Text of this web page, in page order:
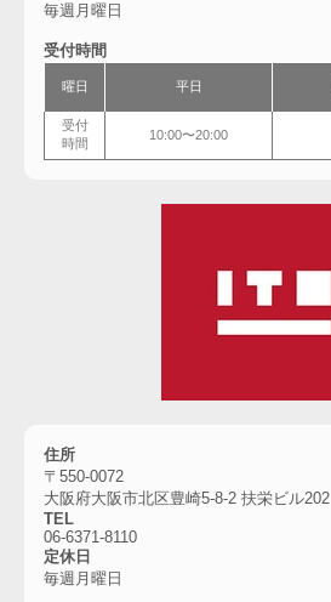
毎週月曜日
受付時間
曜日 平日
受付
時間
10:00〜20:00
住所
〒550-0072
大阪府大阪市北区豊崎5-8-2 扶栄ビル202
TEL
06-6371-8110
定休日
毎週月曜日